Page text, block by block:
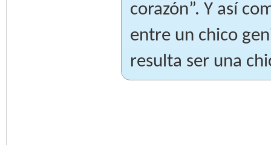
corazón”. Y así
entre un chico
resulta ser una